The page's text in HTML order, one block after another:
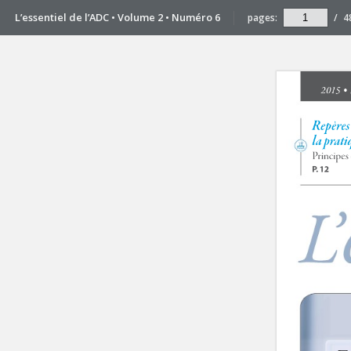
L’essentiel de l’ADC • Volume 2 • Numéro 6 pages: /